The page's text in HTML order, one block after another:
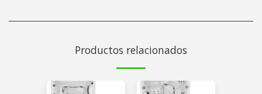
Productos relacionados